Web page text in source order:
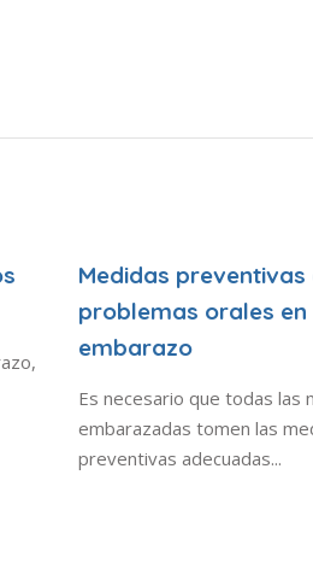
Medidas preventivas
problemas orales en
embarazo
Es necesario que todas las
embarazadas tomen las
preventivas adecuadas...